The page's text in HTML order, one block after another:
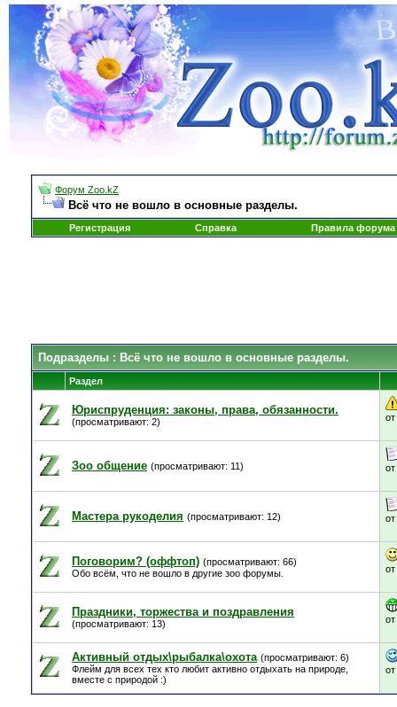
Форум Zoo.kZ
Всё что не вошло в основные разделы.
Регистрация Справка Правила форума
Подразделы : Всё что не вошло в основные разделы.
Раздел
Юриспруденция: законы, права, обязанности.
(просматривают: 2) от
Зоо общение (просматривают: 11) от
Мастера рукоделия (просматривают: 12) от
Поговорим? (оффтоп) (просматривают: 66)
Обо всём, что не вошло в другие зоо форумы.
от
Праздники, торжества и поздравления
(просматривают: 13) от
Активный отдых\рыбалка\охота (просматривают: 6)
Флейм для всех тех кто любит активно отдыхать на природе,
вместе с природой :)
от